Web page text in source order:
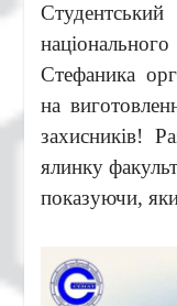
Стефаника
на
захисників!
ялинку
показуючи,